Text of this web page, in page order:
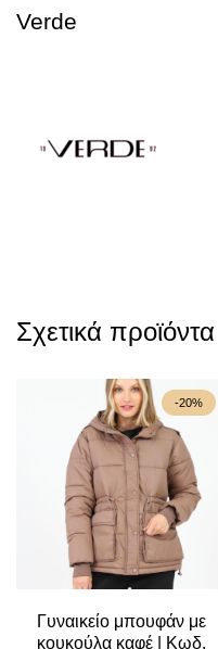
Verde
Σχετικά προϊόντα
-20%
Γυναικείο μπουφάν με
κουκούλα καφέ | Κωδ.